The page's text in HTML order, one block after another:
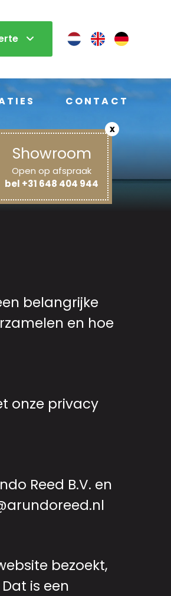
x
Showroom
Open op afspraak
bel +31 648 404 944
CONTACT
belangrijke
en hoe
onze privacy
Reed B.V. en
bezoekt,
is een